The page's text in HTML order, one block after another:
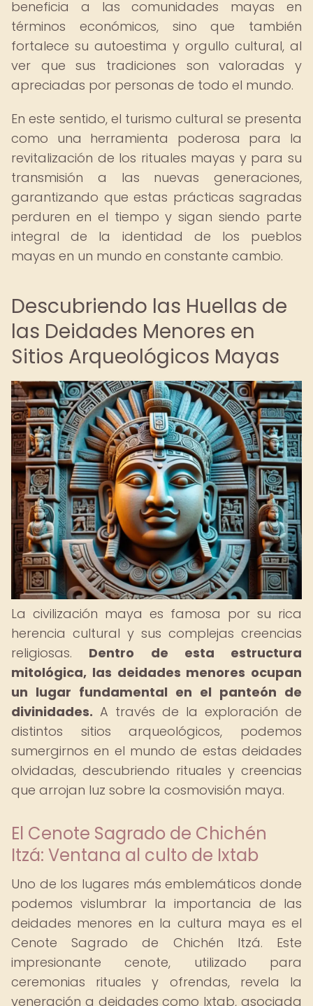
beneficia a las comunidades mayas en
términos económicos, sino que también
fortalece su autoestima y orgullo cultural, al
ver que sus tradiciones son valoradas y
apreciadas por personas de todo el mundo.
En este sentido, el turismo cultural se presenta
como una herramienta poderosa para la
revitalización de los rituales mayas y para su
transmisión a las nuevas generaciones,
garantizando que estas prácticas sagradas
perduren en el tiempo y sigan siendo parte
integral de la identidad de los pueblos
mayas en un mundo en constante cambio.
Descubriendo las Huellas de
las Deidades Menores en
Sitios Arqueológicos Mayas
La civilización maya es famosa por su rica
herencia cultural y sus complejas creencias
religiosas. Dentro de esta estructura
mitológica, las deidades menores ocupan
un lugar fundamental en el panteón de
divinidades. A través de la exploración de
distintos sitios arqueológicos, podemos
sumergirnos en el mundo de estas deidades
olvidadas, descubriendo rituales y creencias
que arrojan luz sobre la cosmovisión maya.
El Cenote Sagrado de Chichén
Itzá: Ventana al culto de Ixtab
Uno de los lugares más emblemáticos donde
podemos vislumbrar la importancia de las
deidades menores en la cultura maya es el
Cenote Sagrado de Chichén Itzá. Este
impresionante cenote, utilizado para
ceremonias rituales y ofrendas, revela la
veneración a deidades como Ixtab, asociada